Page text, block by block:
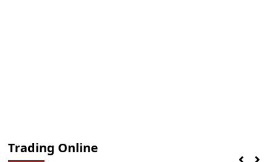
Trading Online